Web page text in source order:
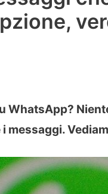
WhatsApp?
messaggi.